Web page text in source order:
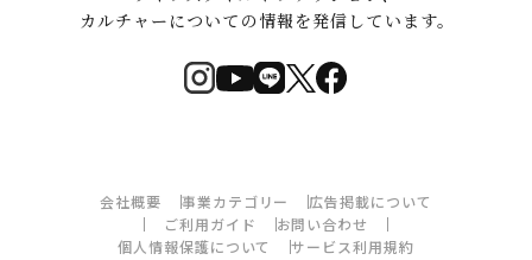
カルチャーについての情報を発信しています。
会社概要 事業カテゴリー
広告掲載について
ご利用ガイド
お問い合わせ
個人情報保護について
サービス利用規約